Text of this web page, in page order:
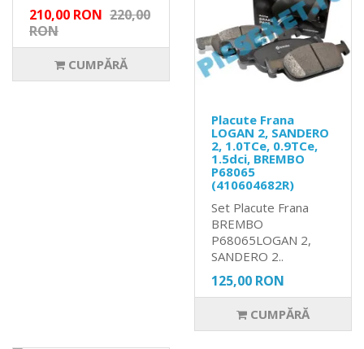
210,00 RON 220,00
RON
CUMPĂRĂ
Placute Frana
LOGAN 2, SANDERO
2, 1.0TCe, 0.9TCe,
1.5dci, BREMBO
P68065
(410604682R)
Set Placute Frana
BREMBO
P68065LOGAN 2,
SANDERO 2..
125,00 RON
CUMPĂRĂ